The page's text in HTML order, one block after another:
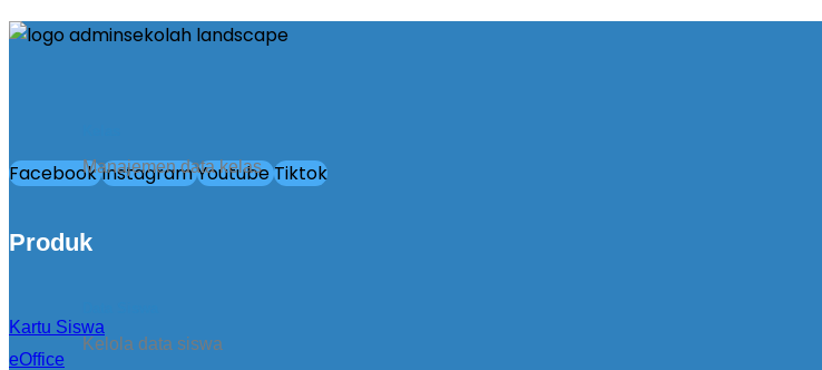
Manajemen data kelas
Kelola data siswa
FacebookInstagramYoutubeTiktok
Produk
Kartu Siswa
eOffice